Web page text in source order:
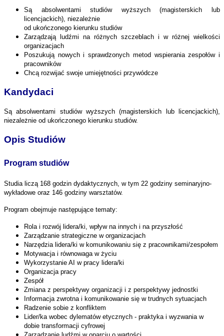
Są absolwentami studiów wyższych (magisterskich lub
licencjackich), niezależnie
od ukończonego kierunku studiów
Zarządzają ludźmi na różnych szczeblach i w różnej wielkości
organizacjach
Poszukują nowych i sprawdzonych metod wspierania zespołów i
pracowników
Chcą rozwijać swoje umiejętności przywódcze
Kandydaci
Są absolwentami studiów wyższych (magisterskich lub licencjackich),
niezależnie od ukończonego kierunku studiów.
Opis Studiów
Program studiów
Studia liczą 168 godzin dydaktycznych, w tym 22 godziny seminaryjno-
wykładowe oraz 146 godziny warsztatów.
Program obejmuje następujące tematy:
Rola i rozwój lidera/ki, wpływ na innych i na przyszłość
Zarządzanie strategiczne w organizacjach
Narzędzia lidera/ki w komunikowaniu się z pracownikami/zespołem
Motywacja i równowaga w życiu
Wykorzystanie AI w pracy lidera/ki
Organizacja pracy
Zespół
Zmiana z perspektywy organizacji i z perspektywy jednostki
Informacja zwrotna i komunikowanie się w trudnych sytuacjach
Radzenie sobie z konfliktem
Lider/ka wobec dylematów etycznych - praktyka i wyzwania w
dobie transformacji cyfrowej